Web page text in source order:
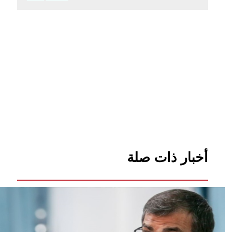
أخبار ذات صلة